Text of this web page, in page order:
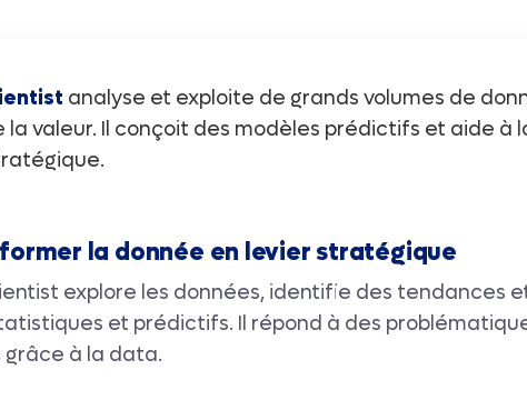
analyse et exploite de grands volumes de
la valeur. Il conçoit des modèles prédictifs et aide à
la donnée en levier stratégique
explore les données, identifie des tendances
et prédictifs. Il répond à des
grâce à la data.